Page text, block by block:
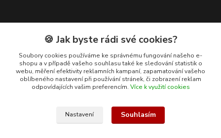
🍪 Jak byste rádi své cookies?
Soubory cookies používáme ke správnému fungování našeho e-
shopu a v případě vašeho souhlasu také ke sledování statistik o
webu, měření efektivity reklamních kampaní, zapamatování vašeho
oblíbeného nastavení při používání stránek, či zobrazení reklam
odpovídajících vašim preferencím. Více k využití cookies
Nastavení Souhlasím